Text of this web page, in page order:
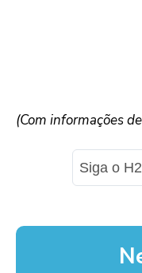
(Com informações
Siga o